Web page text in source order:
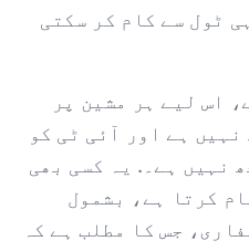
ٹول سے کام کر سکتی
اس لیے ہر مشین پر
ہے اور آئی ٹی کو
نہیں ہے۔. یہ کسی بھی
کرتا ہے، بشمول
جس کا مطلب ہے کہ